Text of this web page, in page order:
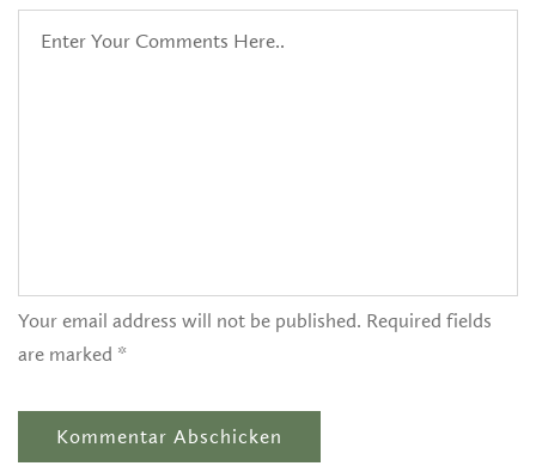
Your email address will not be published. Required fields
are marked *